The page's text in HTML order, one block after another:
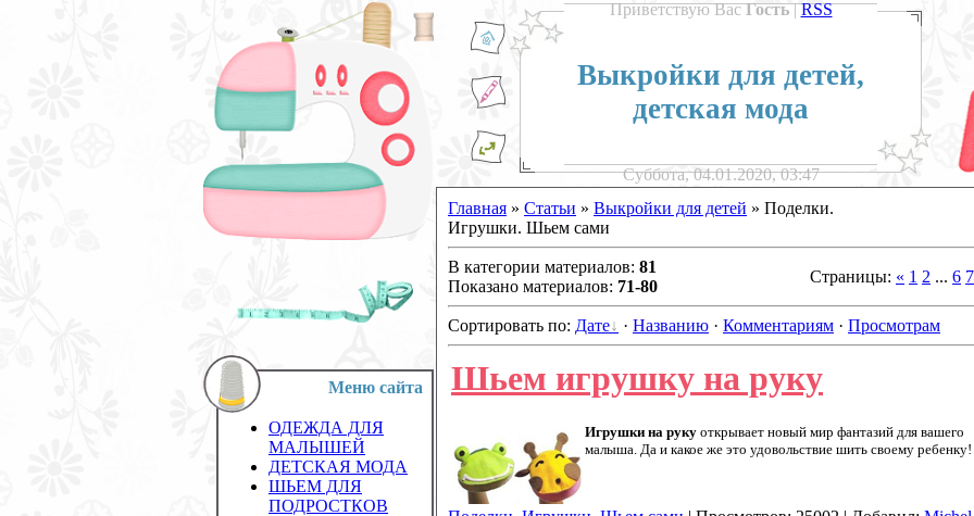
Меню сайта
ОДЕЖДА ДЛЯ
МАЛЫШЕЙ
ДЕТСКАЯ МОДА
ШЬЕМ ДЛЯ
ПОДРОСТКОВ
Приветствую Вас Гость|RSS
Выкройки для детей,
детская мода
Суббота, 04.01.2020, 03:47
Главная » Статьи » Выкройки для детей » Поделки.
Игрушки. Шьем сами
В категории материалов: 81
Показано материалов: 71-80
Страницы: « 1 2 ... 6 7
Сортировать по: Дате · Названию · Комментариям · Просмотрам
Шьем игрушку на руку
Игрушки на руку открывает новый мир фантазий для вашего
малыша. Да и какое же это удовольствие шить своему ребенку!